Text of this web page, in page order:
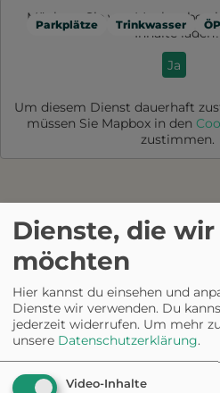
Parkplätze Trinkwasser
Möchten Sie von Mapbox
Inhalte laden?
Ja
Um diesem Dienst dauerhaft
müssen Sie Mapboxin den
zustimmen.
e
Dienste, die
möchten
Hier kannst du einsehen und
Dienste wir verwenden. Du
jederzeit widerrufen. Um mehr
unsere Datenschutzerklärung.
Video-Inhalte